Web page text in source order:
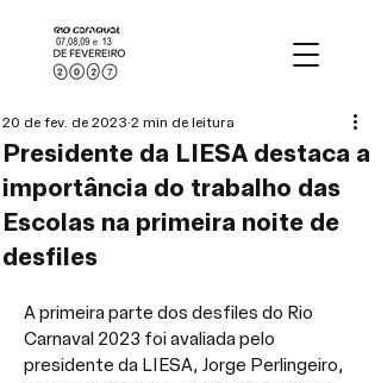
Presidente da LIESA destaca a
importância do trabalho das
Escolas na primeira noite de
desfiles
20 de fev. de 2023 2 min de leitura
A primeira parte dos desfiles do Rio
Carnaval 2023 foi avaliada pelo
presidente da LIESA, Jorge Perlingeiro,